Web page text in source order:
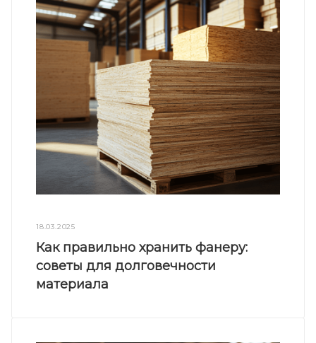
18.03.2025
Как правильно хранить фанеру:
советы для долговечности
материала